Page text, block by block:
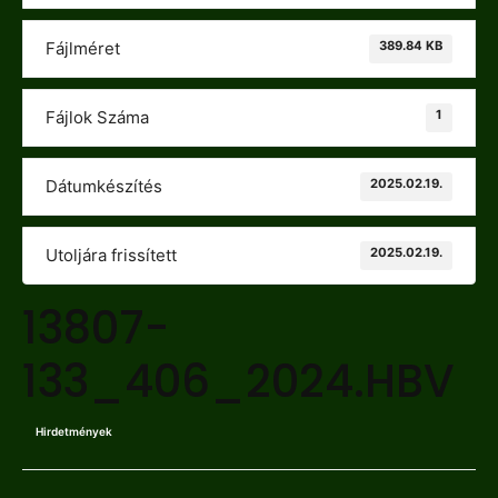
Fájlméret 389.84 KB
Fájlok Száma 1
Dátumkészítés 2025.02.19.
Utoljára frissített 2025.02.19.
13807-
133_406_2024.HBV
Hirdetmények